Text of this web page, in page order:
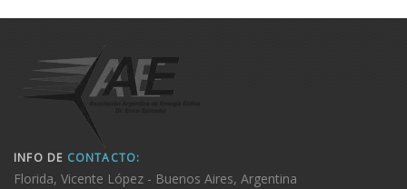
INFO DE CONTACTO:
Florida, Vicente López - Buenos Aires, Argentina